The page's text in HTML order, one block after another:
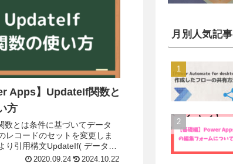
Apps】UpdateIf関数と
方
数とは条件に基づいてデータ
レコードのセットを変更しま
り引用構文UpdateIf( データソ
1, {変更するレコード1:変更後の
2020.09.24 2024.10.22
月別人気記事